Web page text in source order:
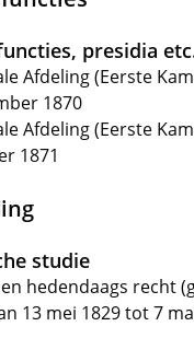
presidia
Afdeling (Eerste
1870
Afdeling (Eerste
1871
studie
hedendaags recht
13 mei 1829 tot 7